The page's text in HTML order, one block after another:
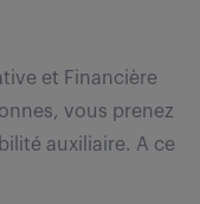
et Financière
vous prenez
auxiliaire. A ce